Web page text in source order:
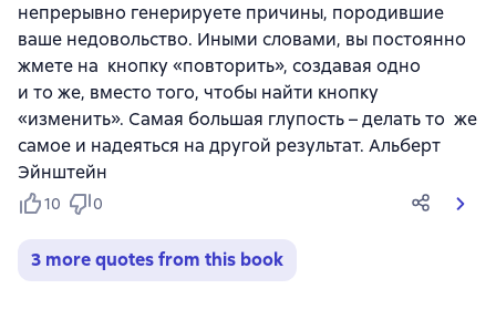
непрерывно генерируете причины, породившие
ваше недовольство. Иными словами, вы постоянно
жмете на кнопку «повторить», создавая одно
и то же, вместо того, чтобы найти кнопку
«изменить». Самая большая глупость – делать то же
самое и надеяться на другой результат. Альберт
Эйнштейн
10 0
3 more quotes from this book